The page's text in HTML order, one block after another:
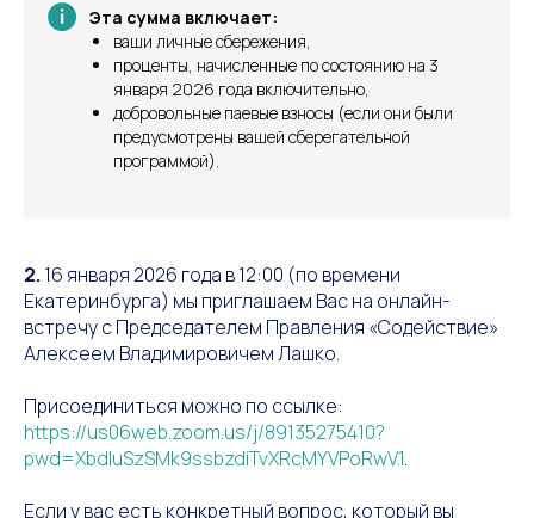
Эта сумма включает:
ваши личные сбережения,
проценты, начисленные по состоянию на 3
января 2026 года включительно,
добровольные паевые взносы (если они были
предусмотрены вашей сберегательной
программой).
2. 16 января 2026 года в 12:00 (по времени
Екатеринбурга) мы приглашаем Вас на онлайн-
встречу с Председателем Правления «Содействие»
Алексеем Владимировичем Лашко.
Присоединиться можно по ссылке:
https://us06web.zoom.us/j/89135275410?
pwd=XbdIuSzSMk9ssbzdiTvXRcMYVPoRwV.1.
Если у вас есть конкретный вопрос, который вы